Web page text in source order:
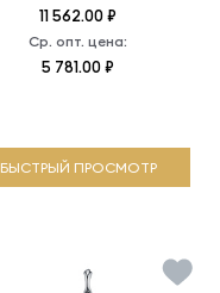
11 562.00 ₽
Ср. опт. цена:
5 781.00 ₽
БЫСТРЫЙ ПРОСМОТР